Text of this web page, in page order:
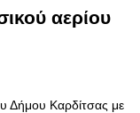
αερίου
Δήμου Καρδίτσας με